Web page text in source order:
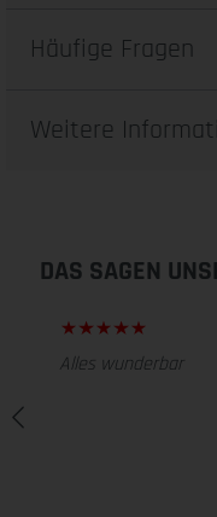
Häufige Fragen
Weitere
DAS SAGEN
Alles wunderbar